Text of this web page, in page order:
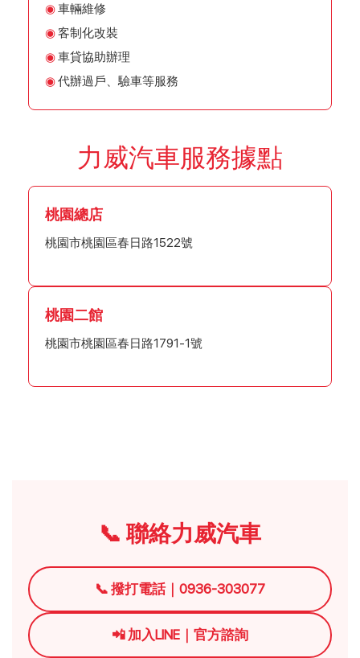
車輛維修
客制化改裝
車貸協助辦理
代辦過戶、驗車等服務
力威汽車服務據點
桃園總店
桃園市桃園區春日路1522號
桃園二館
桃園市桃園區春日路1791-1號
📞 聯絡力威汽車
📞 撥打電話｜0936-303077
📲 加入LINE｜官方諮詢